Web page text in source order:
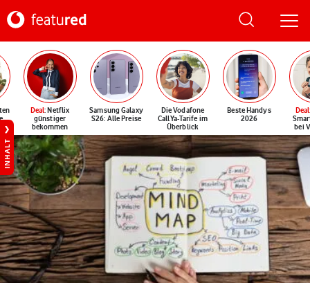
Deal: Netflix
günstiger
bekommen
Samsung Galaxy
S26: Alle Preise
Die Vodafone
CallYa-Tarife im
Überblick
Beste Handys
2026
Deal
bei
INHALT